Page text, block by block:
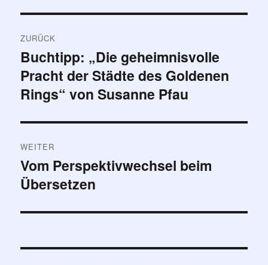
ZURÜCK
Vorheriger
Beitrag:
Buchtipp: „Die geheimnisvolle
Pracht der Städte des Goldenen
Rings“ von Susanne Pfau
WEITER
Nächster
Beitrag:
Vom Perspektivwechsel beim
Übersetzen